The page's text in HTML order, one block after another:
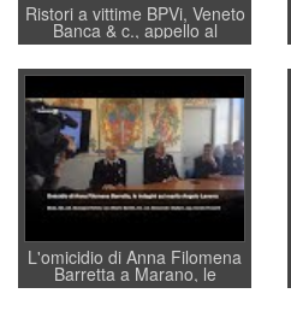
Ristori a vittime BPVi, Veneto
Banca & c., appello al
sottosegretario Alessio
Villarosa: per mettere ordine
convochi con Di Maio CNCU
a supporto della cabina di
regia al Mef
L'omicidio di Anna Filomena
Barretta a Marano, le
indagini dei carabinieri di